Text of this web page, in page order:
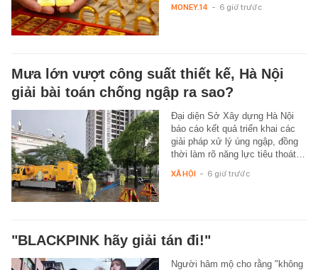
MONEY.14 - 6 giờ trước
Mưa lớn vượt công suất thiết kế, Hà Nội
giải bài toán chống ngập ra sao?
Đại diện Sở Xây dựng Hà Nội
báo cáo kết quả triển khai các
giải pháp xử lý úng ngập, đồng
thời làm rõ năng lực tiêu thoát…
XÃ HỘI - 6 giờ trước
"BLACKPINK hãy giải tán đi!"
Người hâm mộ cho rằng "không